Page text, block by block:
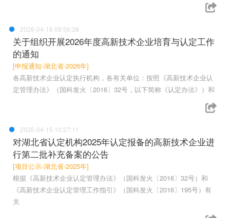
2026-04-16 09:56:38
关于组织开展2026年度高新技术企业培育与认定工作
的通知
[申报通知-湖北省-2026年]
各高新技术企业认定执行机构，各有关单位：按照《高新技术企业认
定管理办法》（国科发火〔2016〕32号，以下简称《认定办法》）和
2026-04-15 10:27:11
对湖北省认定机构2025年认定报备的高新技术企业进
行第二批补充备案的公告
[项目公示-湖北省-2025年]
根据《高新技术企业认定管理办法》（国科发火〔2016〕32号）和
《高新技术企业认定管理工作指引》（国科发火〔2016〕195号）有
关